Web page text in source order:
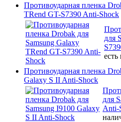
Противоударная пленка
TRend GT-S7390 Anti-Shock
для
Противоударная пленка
Galaxy S II Anti-Shock
для
Anti-